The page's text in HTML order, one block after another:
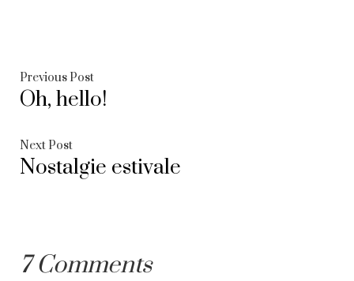
Navigation
de
l’article
Previous PostPrevious
post:
Oh, hello!
Next PostNext
post:
Nostalgie estivale
7 Comments